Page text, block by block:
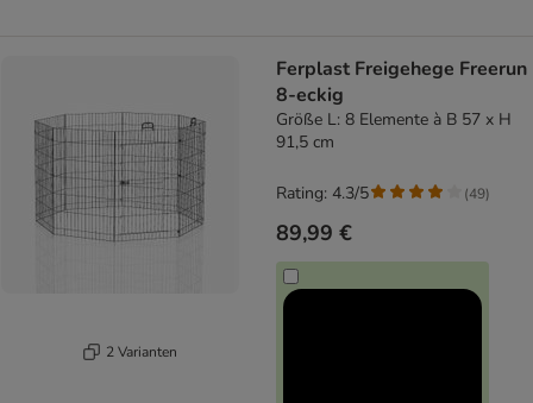
2 Varianten
Ferplast Freigehege Freerun
8-eckig
Größe L: 8 Elemente à B 57 x H
91,5 cm
89,99 €
Rating: 4.3/5 (49)